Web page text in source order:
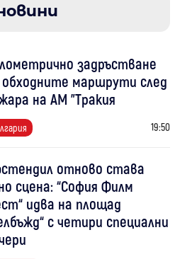
задръстване
обходните маршрути след
на АМ "Тракия
19:50
отново става
сцена: “София Филм
идва на площад
с четири специални